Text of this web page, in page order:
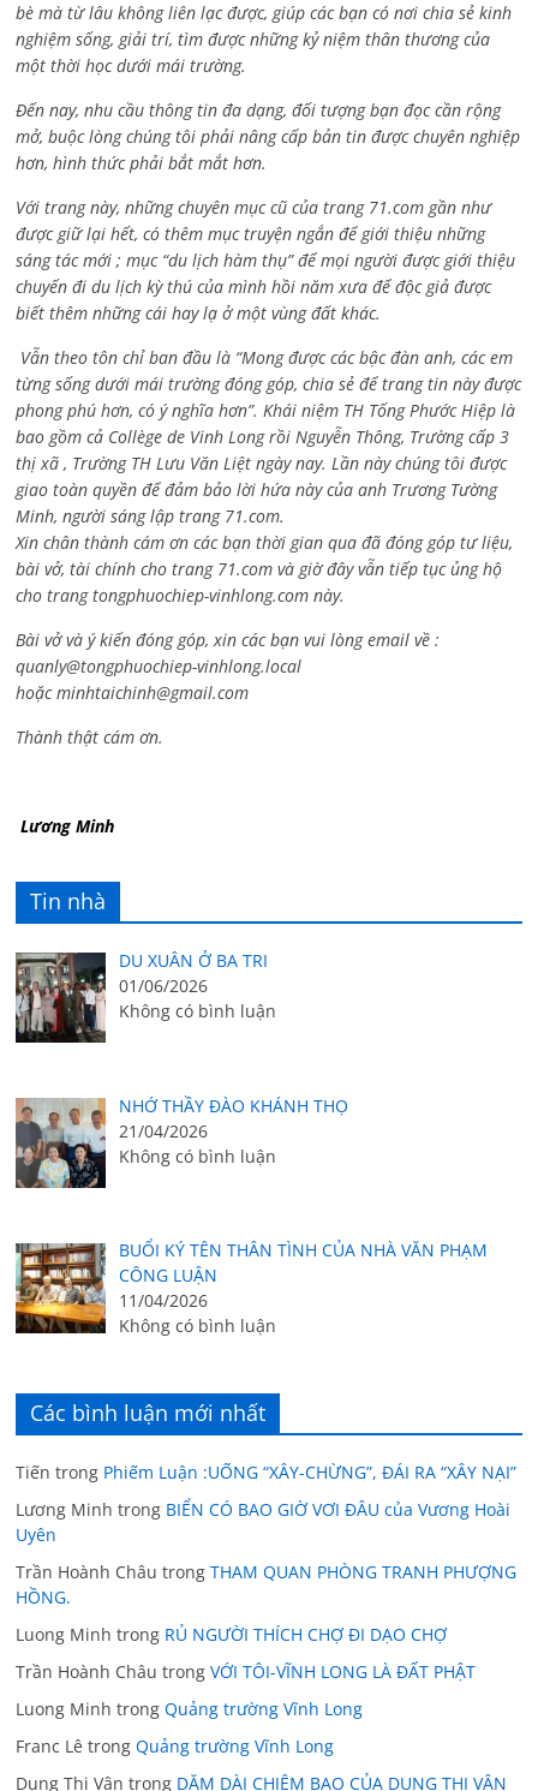
bè mà từ lâu không liên lạc được, giúp các bạn có nơi chia sẻ kinh
nghiệm sống, giải trí, tìm được những kỷ niệm thân thương của
một thời học dưới mái trường.
Đến nay, nhu cầu thông tin đa dạng, đối tượng bạn đọc cần rộng
mở, buộc lòng chúng tôi phải nâng cấp bản tin được chuyên nghiệp
hơn, hình thức phải bắt mắt hơn.
Với trang này, những chuyên mục cũ của trang 71.com gần như
được giữ lại hết, có thêm mục truyện ngắn để giới thiệu những
sáng tác mới ; mục “du lịch hàm thụ” để mọi người được giới thiệu
chuyến đi du lịch kỳ thú của mình hồi năm xưa để độc giả được
biết thêm những cái hay lạ ở một vùng đất khác.
Vẫn theo tôn chỉ ban đầu là “Mong được các bậc đàn anh, các em
từng sống dưới mái trường đóng góp, chia sẻ để trang tin này được
phong phú hơn, có ý nghĩa hơn”. Khái niệm TH Tống Phước Hiệp là
bao gồm cả Collège de Vinh Long rồi Nguyễn Thông, Trường cấp 3
thị xã , Trường TH Lưu Văn Liệt ngày nay. Lần này chúng tôi được
giao toàn quyền để đảm bảo lời hứa này của anh Trương Tường
Minh, người sáng lập trang 71.com.
Xin chân thành cám ơn các bạn thời gian qua đã đóng góp tư liệu,
bài vở, tài chính cho trang 71.com và giờ đây vẫn tiếp tục ủng hộ
cho trang tongphuochiep-vinhlong.com này.
Bài vở và ý kiến đóng góp, xin các bạn vui lòng email về :
quanly@tongphuochiep-vinhlong.local
hoặcminhtaichinh@gmail.com
Thành thật cám ơn.
Lương Minh
Tin nhà
DU XUÂN Ở BA TRI
01/06/2026
Không có bình luận
NHỚ THẦY ĐÀO KHÁNH THỌ
21/04/2026
Không có bình luận
BUỔI KÝ TÊN THÂN TÌNH CỦA NHÀ VĂN PHẠM
CÔNG LUẬN
11/04/2026
Không có bình luận
Các bình luận mới nhất
Tiến trong Phiếm Luận :UỐNG “XÂY-CHỪNG”, ĐÁI RA “XÂY NẠI”
Lương Minh trong BIỂN CÓ BAO GIỜ VƠI ĐÂU của Vương Hoài
Uyên
Trần Hoành Châu trongTHAM QUAN PHÒNG TRANH PHƯỢNG
HỒNG.
Luong Minh trong RỦ NGƯỜI THÍCH CHỢ ĐI DẠO CHỢ
Trần Hoành Châu trongVỚI TÔI-VĨNH LONG LÀ ĐẤT PHẬT
Luong Minh trongQuảng trường Vĩnh Long
Franc Lê trongQuảng trường Vĩnh Long
Dung Thị Vân trong DẶM DÀI CHIÊM BAO CỦA DUNG THỊ VÂN